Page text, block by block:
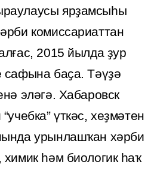
ярҙамсыһы
комиссариаттан
2015 йылда ҙур
сафына баҫа. Тәүҙә
эләгә. Хабаровск
үткәс, хеҙмәтен
урынлашҡан хәрби
һәм биологик һаҡ